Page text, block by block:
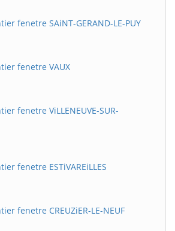
fenetre SAiNT-GERAND-LE-PUY
fenetre VAUX
fenetre ViLLENEUVE-SUR-
fenetre ESTiVAREiLLES
fenetre CREUZiER-LE-NEUF